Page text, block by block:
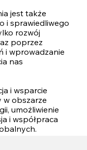
jest także
i sprawiedliwego
rozwój
poprzez
i wprowadzanie
nas
i wsparcie
w obszarze
umożliwienie
i współpraca